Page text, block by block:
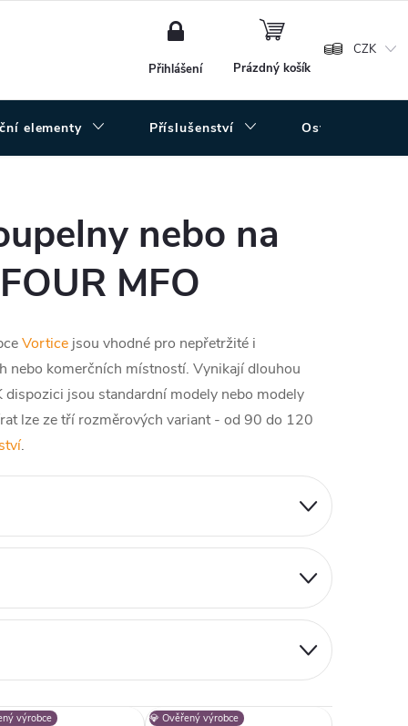
CZK
Přihlášení
NÁKUPNÍ
Prázdný košík
elementy Příslušenství Ostatní
nebo na
MFO
Vortice jsou vhodné pro nepřetržité i
nebo komerčních místností. Vynikají dlouhou
jsou standardní modely nebo modely
lze ze tří rozměrových variant - od 90 do 120
.
výrobce 💎 Ověřený výrobce